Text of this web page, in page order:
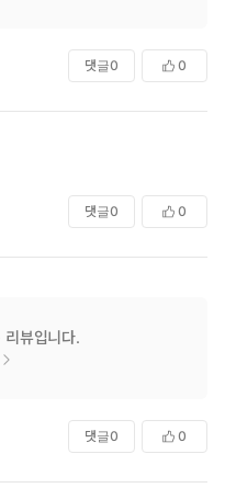
댓글0 0
댓글0 0
리뷰입니다.
댓글0 0